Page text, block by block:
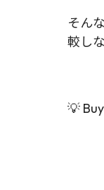
そん
較し
💡